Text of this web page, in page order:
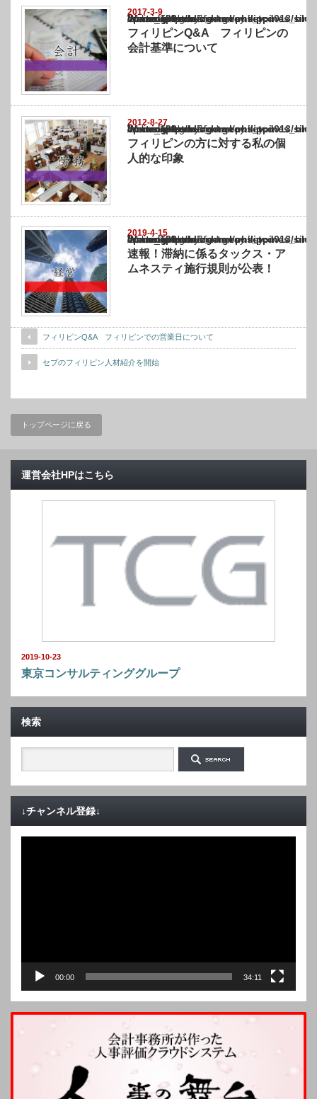
2017-3-9
Warning
: Undefined array key "show_category" in
/home/netst/kuno-cpa.co.jp/public_html/philippines_blog/wp-content/themes/
on line183
フィリピンQ&A フィリピンの
会計基準について
2012-8-27
Warning
: Undefined array key "show_category" in
/home/netst/kuno-cpa.co.jp/public_html/philippines_blog/wp-content/themes/
on line183
フィリピンの方に対する私の個
人的な印象
2019-4-15
Warning
: Undefined array key "show_category" in
/home/netst/kuno-cpa.co.jp/public_html/philippines_blog/wp-content/themes/
on line183
速報！滞納に係るタックス・ア
ムネスティ施行規則が公表！
フィリピンQ&A フィリピンでの営業日について
セブのフィリピン人材紹介を開始
トップページに戻る
運営会社HPはこちら
2019-10-23
東京コンサルティンググループ
検索
↓チャンネル登録↓
00:00 34:11